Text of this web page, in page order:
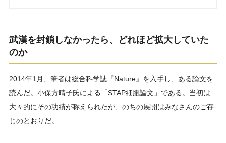
武漢を封鎖しなかったら、どれほど拡大していた
のか
2014年1月、筆者は総合科学誌『Nature』を入手し、ある論文を
読んだ。小保方晴子氏による「STAP細胞論文」である。当初は
大々的にその功績が称えられたが、のちの展開はみなさんのご存
じのとおりだ。